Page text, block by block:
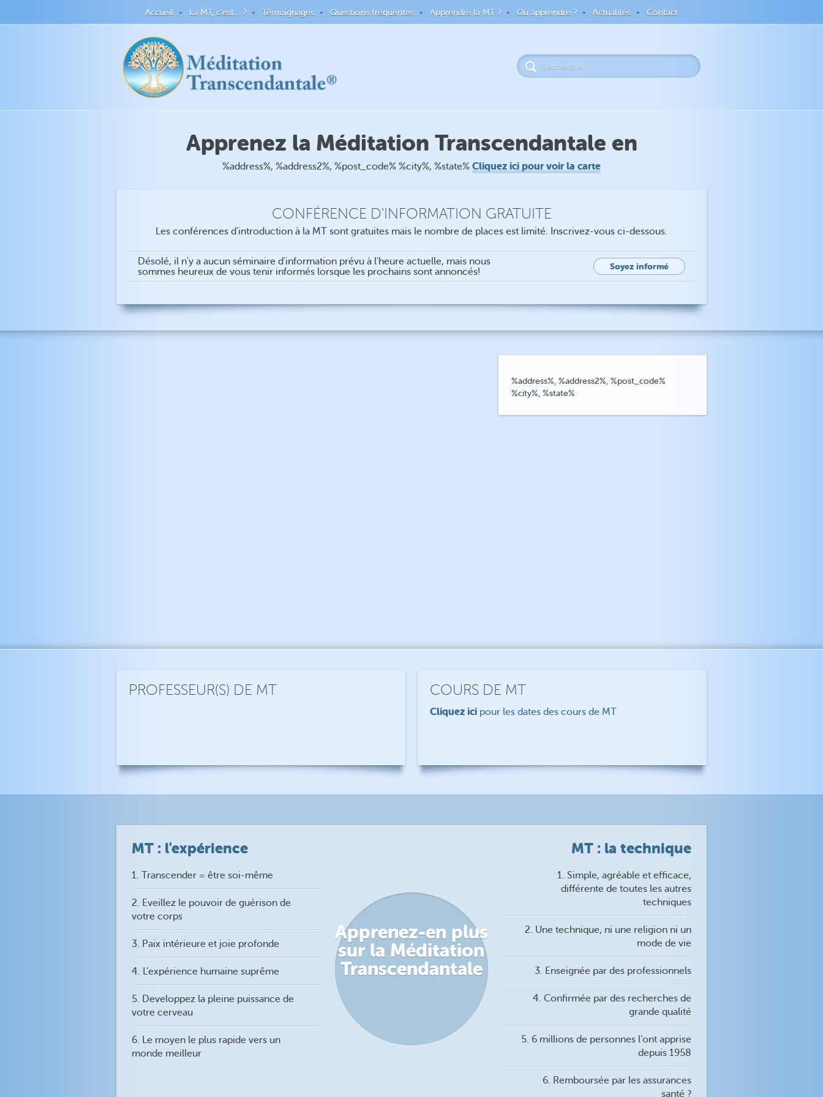
Accueil La MT, c’est… ? Témoignages Questions fréquentes Apprendre la MT ? Où apprendre ? Actualités Contact
Apprenez la Méditation Transcendantale en
%address%, %address2%, %post_code% %city%, %state% Cliquez ici pour voir la carte
CONFÉRENCE D'INFORMATION GRATUITE
Les conférences d'introduction à la MT sont gratuites mais le nombre de places est limité. Inscrivez-vous ci-dessous.
Désolé, il n'y a aucun séminaire d'information prévu à l'heure actuelle, mais nous
sommes heureux de vous tenir informés lorsque les prochains sont annoncés!
Soyez informé
%address%, %address2%, %post_code%
%city%, %state%
PROFESSEUR(S) DE MT COURS DE MT
Cliquez ici pour les dates des cours de MT
MT : l'expérience
1. Transcender = être soi-même
2. Eveillez le pouvoir de guérison de
votre corps
3. Paix intérieure et joie profonde
4. L’expérience humaine suprême
5. Developpez la pleine puissance de
votre cerveau
6. Le moyen le plus rapide vers un
monde meilleur
Apprenez-en plus
sur la Méditation
Transcendantale
MT : la technique
1. Simple, agréable et efficace,
différente de toutes les autres
techniques
2. Une technique, ni une religion ni un
mode de vie
3. Enseignée par des professionnels
4. Confirmée par des recherches de
grande qualité
5. 6 millions de personnes l’ont apprise
depuis 1958
6. Remboursée par les assurances
santé ?